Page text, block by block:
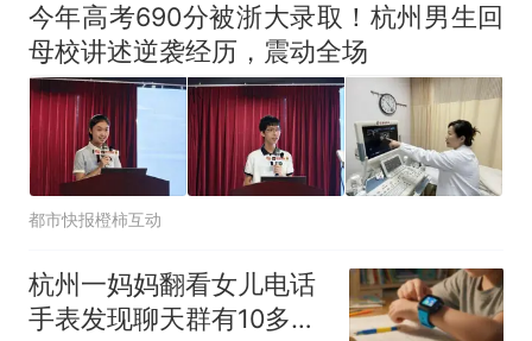
今年高考690分被浙大录取！杭州男生回
母校讲述逆袭经历，震动全场
都市快报橙柿互动
杭州一妈妈翻看女儿电话
手表发现聊天群有10多